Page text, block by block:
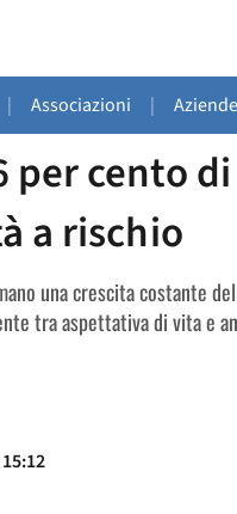
| Associazioni | Aziende
per cento
a rischio
una crescita costante
tra aspettativa di vita e